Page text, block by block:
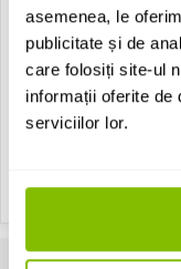
asemenea, le
publicitate și de
care folosiți site-ul
informații oferite
serviciilor lor.
KZ Acoustics AS16
507 Lei
Disponibilitate: La
INFORMATII